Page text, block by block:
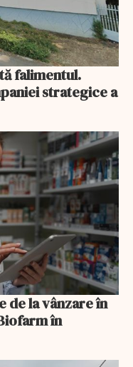
falimentul.
strategice a
de la vânzare în
în